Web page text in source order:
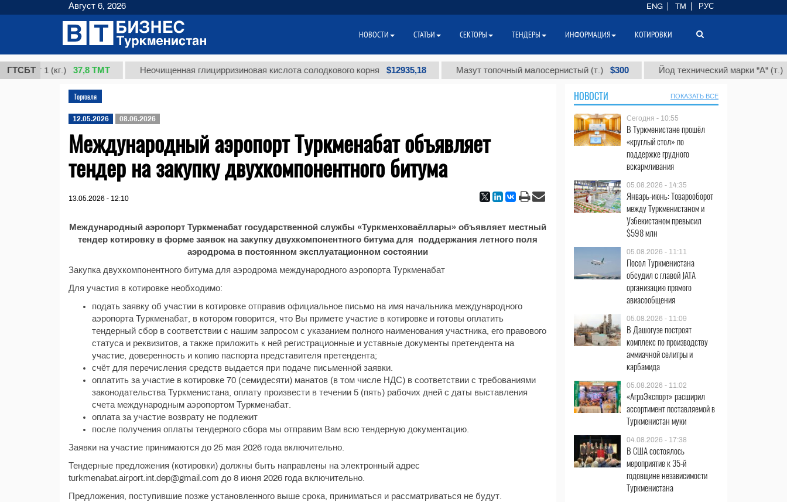
ГТСБТ
1 (кг.) 37,8 ТМТ Неочищенная глицирризиновая кислота солодкового корня $12935,18 Мазут топочный малосернистый (т.) $300 Йод технический марки "А" (т.) $86
Торговля
12.05.2026 08.06.2026
Международный аэропорт Туркменабат объявляет
тендер на закупку двухкомпонентного битума
13.05.2026 - 12:10
Международный аэропорт Туркменабат государственной службы «Туркменховаёллары» объявляет местный
тендер котировку в форме заявок на закупку двухкомпонентного битума для поддержания летного поля
аэродрома в постоянном эксплуатационном состоянии
Закупка двухкомпонентного битума для аэродрома международного аэропорта Туркменабат
Для участия в котировке необходимо:
подать заявку об участии в котировке отправив официальное письмо на имя начальника международного
аэропорта Туркменабат, в котором говорится, что Вы примете участие в котировке и готовы оплатить
тендерный сбор в соответствии с нашим запросом с указанием полного наименования участника, его правового
статуса и реквизитов, а также приложить к ней регистрационные и уставные документы претендента на
участие, доверенность и копию паспорта представителя претендента;
счёт для перечисления средств выдается при подаче письменной заявки.
оплатить за участие в котировке 70 (семидесяти) манатов (в том числе НДС) в соответствии с требованиями
законодательства Туркменистана, оплату произвести в течении 5 (пять) рабочих дней с даты выставления
счета международным аэропортом Туркменабат.
оплата за участие возврату не подлежит
после получения оплаты тендерного сбора мы отправим Вам всю тендерную документацию.
Заявки на участие принимаются до 25 мая 2026 года включительно.
Тендерные предложения (котировки) должны быть направлены на электронный адрес
turkmenabat.airport.int.dep@gmail.com до 8 июня 2026 года включительно.
Предложения, поступившие позже установленного выше срока, приниматься и рассматриваться не будут.
НОВОСТИ ПОКАЗАТЬ ВСЕ
Сегодня - 10:55
В Туркменистане прошёл
«круглый стол» по
поддержке грудного
вскармливания
05.08.2026 - 14:35
Январь-июнь: Товарооборот
между Туркменистаном и
Узбекистаном превысил
$598 млн
05.08.2026 - 11:11
Посол Туркменистана
обсудил с главой JATA
организацию прямого
авиасообщения
05.08.2026 - 11:09
В Дашогузе построят
комплекс по производству
аммиачной селитры и
карбамида
05.08.2026 - 11:02
«АгроЭкспорт» расширил
ассортимент поставляемой в
Туркменистан муки
04.08.2026 - 17:38
В США состоялось
мероприятие к 35-й
годовщине независимости
Туркменистана
Август 6, 2026 ENG TM РУС
НОВОСТИ СТАТЬИ СЕКТОРЫ ТЕНДЕРЫ ИНФОРМАЦИЯ КОТИРОВКИ